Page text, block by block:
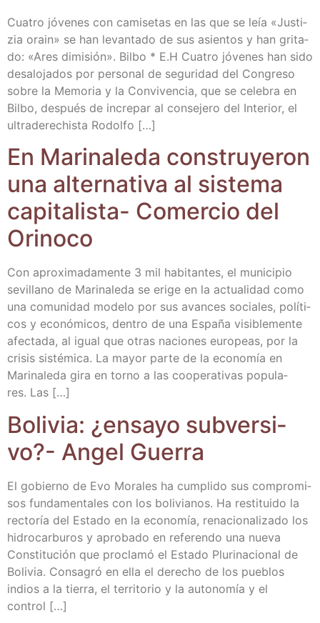
Cua­tro jóve­nes con cami­se­tas en las que se leía «Jus­ti­
zia orain» se han levan­ta­do de sus asien­tos y han gri­ta­
do: «Ares dimi­sión». Bil­bo * E.H Cua­tro jóve­nes han sido
des­alo­ja­dos por per­so­nal de segu­ri­dad del Con­gre­so
sobre la Memo­ria y la Con­vi­ven­cia, que se cele­bra en
Bil­bo, des­pués de incre­par al con­se­je­ro del Inte­rior, el
ultra­de­re­chis­ta Rodolfo […]
En Mari­na­le­da cons­tru­ye­ron
una alter­na­ti­va al sis­te­ma
capi­ta­lis­ta- Comer­cio del
Orinoco
Con apro­xi­ma­da­men­te 3 mil habi­tan­tes, el muni­ci­pio
sevi­llano de Mari­na­le­da se eri­ge en la actua­li­dad como
una comu­ni­dad mode­lo por sus avan­ces socia­les, polí­ti­
cos y eco­nó­mi­cos, den­tro de una Espa­ña visi­ble­men­te
afec­ta­da, al igual que otras nacio­nes euro­peas, por la
cri­sis sis­té­mi­ca. La mayor par­te de la eco­no­mía en
Mari­na­le­da gira en torno a las coope­ra­ti­vas popu­la­
res. Las […]
Boli­via: ¿ensa­yo sub­ver­si­
vo?- Angel Guerra
El gobierno de Evo Mora­les ha cum­pli­do sus com­pro­mi­
sos fun­da­men­ta­les con los boli­via­nos. Ha res­ti­tui­do la
rec­to­ría del Esta­do en la eco­no­mía, rena­cio­na­li­za­do los
hidro­car­bu­ros y apro­ba­do en refe­ren­do una nue­va
Cons­ti­tu­ción que pro­cla­mó el Esta­do Plu­ri­na­cio­nal de
Boli­via. Con­sa­gró en ella el dere­cho de los pue­blos
indios a la tie­rra, el terri­to­rio y la auto­no­mía y el
control […]